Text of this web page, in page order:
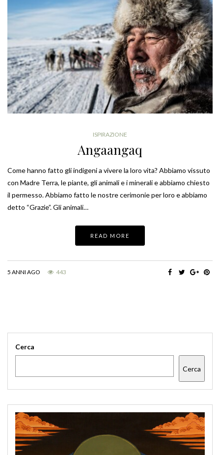
ISPIRAZIONE
Angaangaq
Come hanno fatto gli indigeni a vivere la loro vita? Abbiamo vissuto
con Madre Terra, le piante, gli animali e i minerali e abbiamo chiesto
il permesso. Abbiamo fatto le nostre cerimonie per loro e abbiamo
detto “Grazie”. Gli animali…
READ MORE
5 ANNI AGO 443
Cerca
Cerca